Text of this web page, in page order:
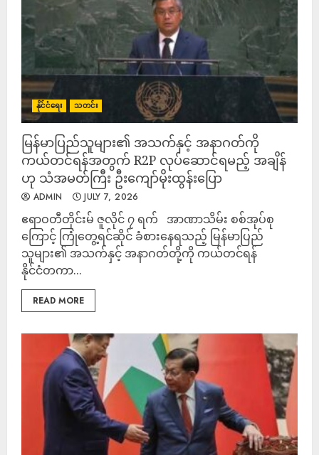
နိုင်ငံရေး သတင်း
မြန်မာပြည်သူများ၏ အသက်နှင့် အနာဂတ်ကို
ကယ်တင်ရန်အတွက် R2P လုပ်ဆောင်ရမည့် အချိန်
ဟု သံအမတ်ကြီး ဦးကျော်မိုးထွန်းပြော
ADMIN JULY 7, 2026
ဧရာဝတီတိုင်းမ် ဇူလိုင် ၇ ရက် အာဏာသိမ်း စစ်အုပ်စု
ကြောင့် ကြုံတွေ့ရင်ဆိုင် ခံစားနေရသည့် မြန်မာပြည်
သူများ၏ အသက်‌နှင့် အနာဂတ်တို့ကို ကယ်တင်ရန်
နိုင်ငံတကာ...
READ MORE